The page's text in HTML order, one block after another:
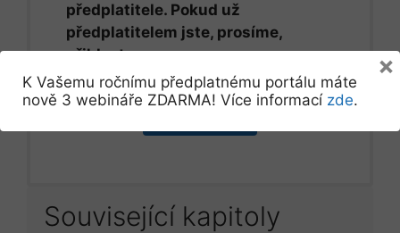
předplatitele. Pokud už
předplatitelem jste, prosíme,
přihlaste se.
Související kapitoly
K Vašemu ročnímu předplatnému portálu máte
nově 3 webináře ZDARMA! Více informací zde.
×